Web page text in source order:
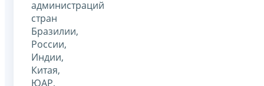
администраций
стран
Бразилии,
России,
Индии,
Китая,
ЮАР,